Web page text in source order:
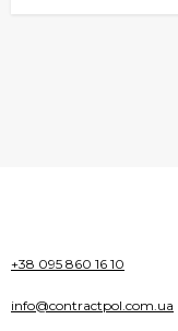
+38 095 860 16 10
info@contractpol.com.ua